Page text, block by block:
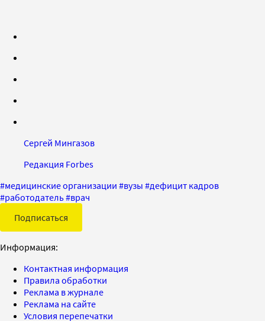
Сергей Мингазов
Редакция Forbes
#медицинские организации #вузы #дефицит кадров
#работодатель#врач
Подписаться
Информация:
Контактная информация
Правила обработки
Реклама в журнале
Реклама на сайте
Условия перепечатки